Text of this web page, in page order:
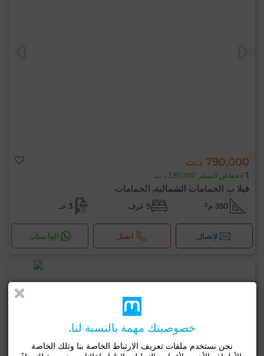
790,000 د.ت
انخفاض السعر 180,000 د.ت
فيلا ب الحمامات الشمالية, الحمامات
350 م² 5 غرف 3 حـ
لإتصال اتصل الواتساب
خصوصيتك مهمة بالنسبة لنا.
نحن نستخدم ملفات تعريف الارتباط الخاصة بنا وتلك الخاصة